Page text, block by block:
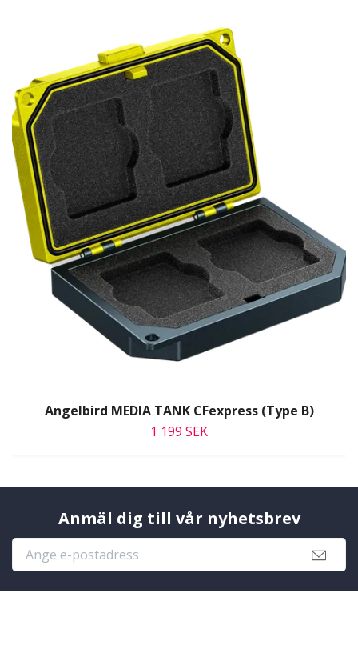
Angelbird MEDIA TANK CFexpress (Type B)
1 199 SEK
Anmäl dig till vår nyhetsbrev